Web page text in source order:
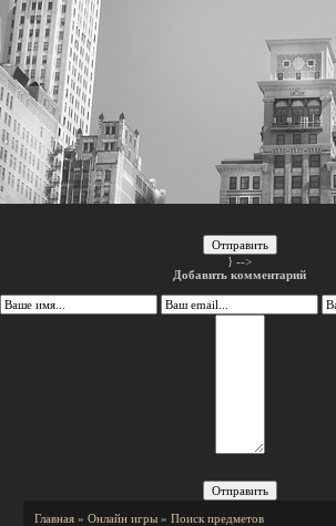
Отправить
} -->
Добавить комментарий
Отправить
Главная » Онлайн игры » Поиск предметов